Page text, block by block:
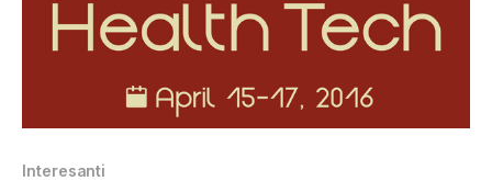
Interesanti